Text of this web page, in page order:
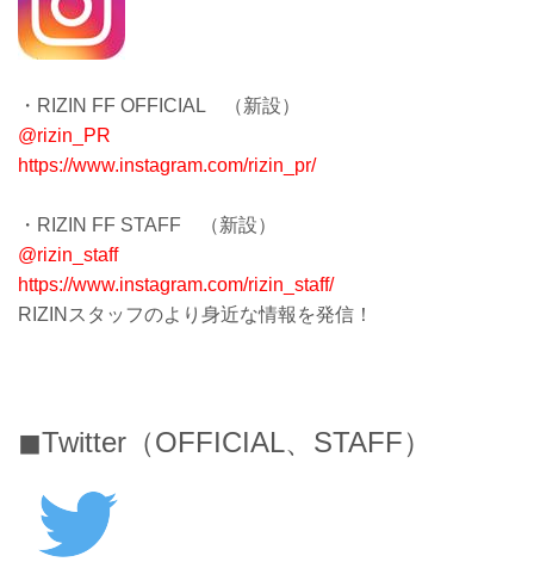
・RIZIN FF OFFICIAL （新設）
@rizin_PR
https://www.instagram.com/rizin_pr/
・RIZIN FF STAFF （新設）
@rizin_staff
https://www.instagram.com/rizin_staff/
RIZINスタッフのより身近な情報を発信！
◼︎Twitter（OFFICIAL、STAFF）